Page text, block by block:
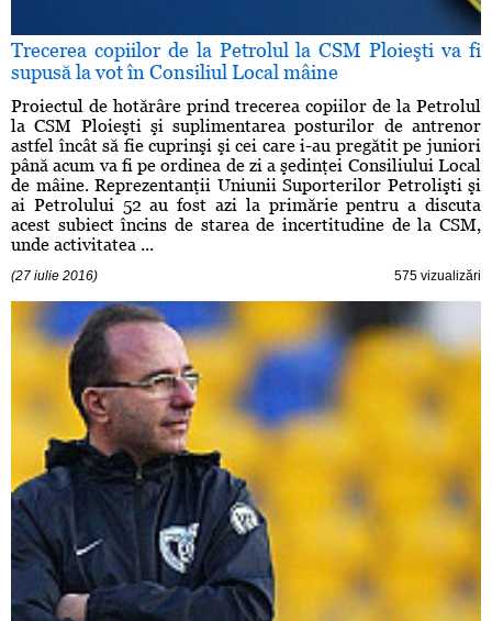
Trecerea copiilor de la Petrolul la CSM Ploieşti va fi
supusă la vot în Consiliul Local mâine
Proiectul de hotărâre prind trecerea copiilor de la Petrolul
la CSM Ploieşti şi suplimentarea posturilor de antrenor
astfel încât să fie cuprinşi şi cei care i-au pregătit pe juniori
până acum va fi pe ordinea de zi a şedinţei Consiliului Local
de mâine. Reprezentanţii Uniunii Suporterilor Petrolişti şi
ai Petrolului 52 au fost azi la primărie pentru a discuta
acest subiect încins de starea de incertitudine de la CSM,
unde activitatea ...
(27 iulie 2016) 575 vizualizări